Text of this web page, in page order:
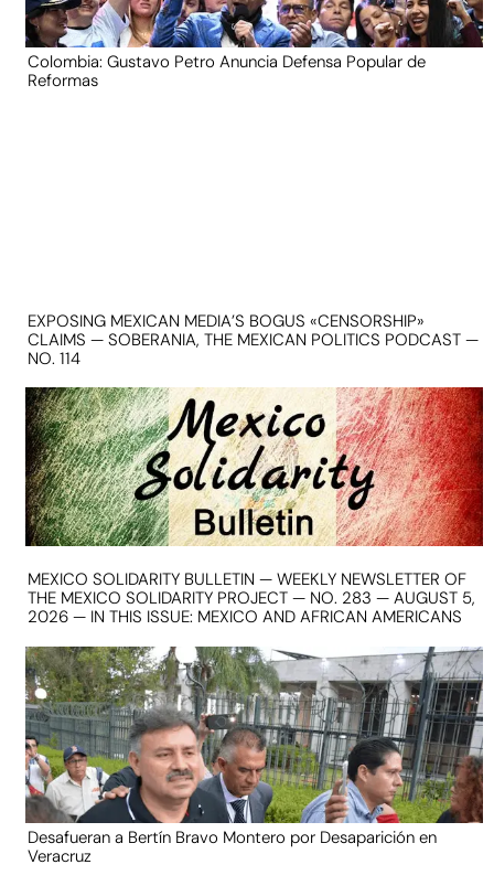
Colombia: Gustavo Petro Anuncia Defensa Popular de
Reformas
EXPOSING MEXICAN MEDIA’S BOGUS «CENSORSHIP»
CLAIMS — SOBERANIA, THE MEXICAN POLITICS PODCAST —
NO. 114
MEXICO SOLIDARITY BULLETIN — WEEKLY NEWSLETTER OF
THE MEXICO SOLIDARITY PROJECT — NO. 283 — AUGUST 5,
2026 — IN THIS ISSUE: MEXICO AND AFRICAN AMERICANS
Desafueran a Bertín Bravo Montero por Desaparición en
Veracruz